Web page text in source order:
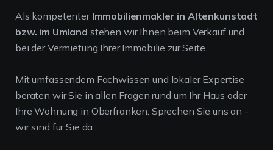
Als kompetenter Immobilienmakler in Altenkunstadt
bzw. im Umland stehen wir Ihnen beim Verkauf und
bei der Vermietung Ihrer Immobilie zur Seite.
Mit umfassendem Fachwissen und lokaler Expertise
beraten wir Sie in allen Fragen rund um Ihr Haus oder
Ihre Wohnung in Oberfranken. Sprechen Sie uns an -
wir sind für Sie da.